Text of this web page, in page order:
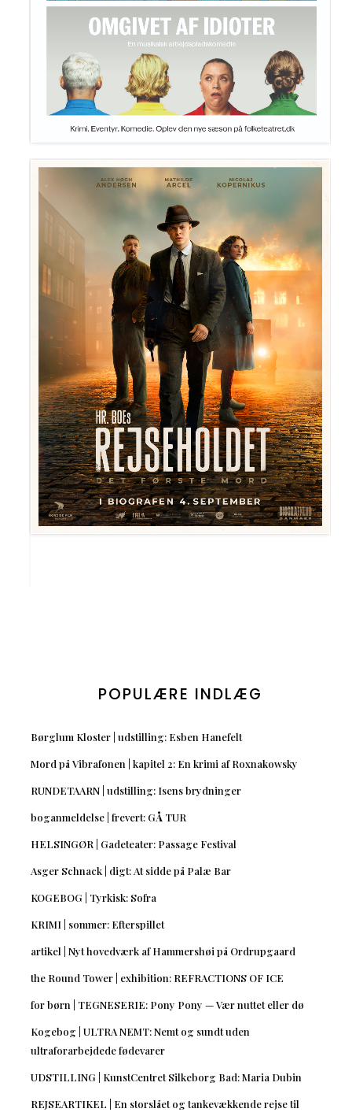
POPULÆRE INDLÆG
Børglum Kloster | udstilling: Esben Hanefelt
Mord på Vibrafonen | kapitel 2: En krimi af Roxnakowsky
RUNDETAARN | udstilling: Isens brydninger
boganmeldelse | frevert: GÅ TUR
HELSINGØR | Gadeteater: Passage Festival
Asger Schnack | digt: At sidde på Palæ Bar
KOGEBOG | Tyrkisk: Sofra
KRIMI | sommer: Efterspillet
artikel | Nyt hovedværk af Hammershøi på Ordrupgaard
the Round Tower | exhibition: REFRACTIONS OF ICE
for børn | TEGNESERIE: Pony Pony — Vær nuttet eller dø
Kogebog | ULTRA NEMT: Nemt og sundt uden
ultraforarbejdede fødevarer
UDSTILLING | KunstCentret Silkeborg Bad: Maria Dubin
REJSEARTIKEL | En storslået og tankevækkende rejse til